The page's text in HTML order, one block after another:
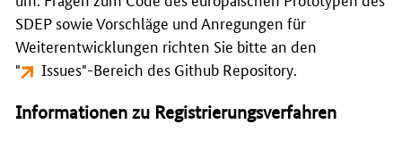
SDEP sowie Vorschläge und Anregungen für
Weiterentwicklungen richten Sie bitte an den
"
Issues"-Bereich des Github Repository.
Informationen zu Registrierungsverfahren